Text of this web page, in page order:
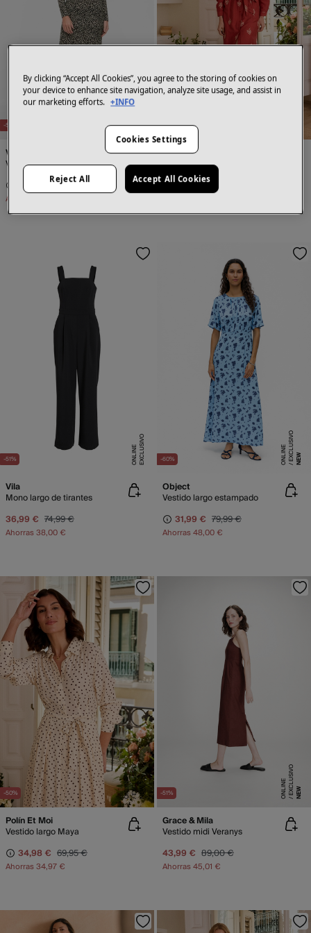
-58% E
Vila
Vestido midi estampado de manga larga
16,99 €
39,99 €
Ahorras
-51%
Polín Et Moi
Vestido largo Emma
36,99 € 75,95 €
-51% E
X
C
L
U
SI
V
O
O
N
LI
N
E
Vila
Mono largo de tirantes
36,99 € 74,99 €
Ahorras38,00 €
-60% NEW
E
X
C
L
USI
V
O
O
N
LI
N
E
Object
Vestido largo estampado
31,99 € 79,99 €
Ahorras48,00 €
-50% NEW
E
X
C
L
USI
V
O
O
N
LI
N
E
Polín Et Moi
Vestido largo Maya
34,98 € 69,95 €
Ahorras34,97 €
-51% NEW
E
X
C
L
USI
V
O
O
N
LI
N
E
Grace & Mila
Vestido midi Veranys
43,99 € 89,00 €
Ahorras45,01 €
By clicking “Accept All Cookies”, you agree to the storing of cookies on
your device to enhance site navigation, analyze site usage, and assist in
our marketing efforts. +INFO
Cookies Settings
Reject All Accept All Cookies